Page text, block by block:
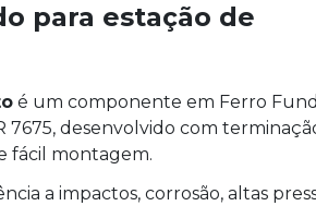
para estação de
é um componente em Ferro
7675, desenvolvido com
fácil montagem.
a impactos, corrosão, altas